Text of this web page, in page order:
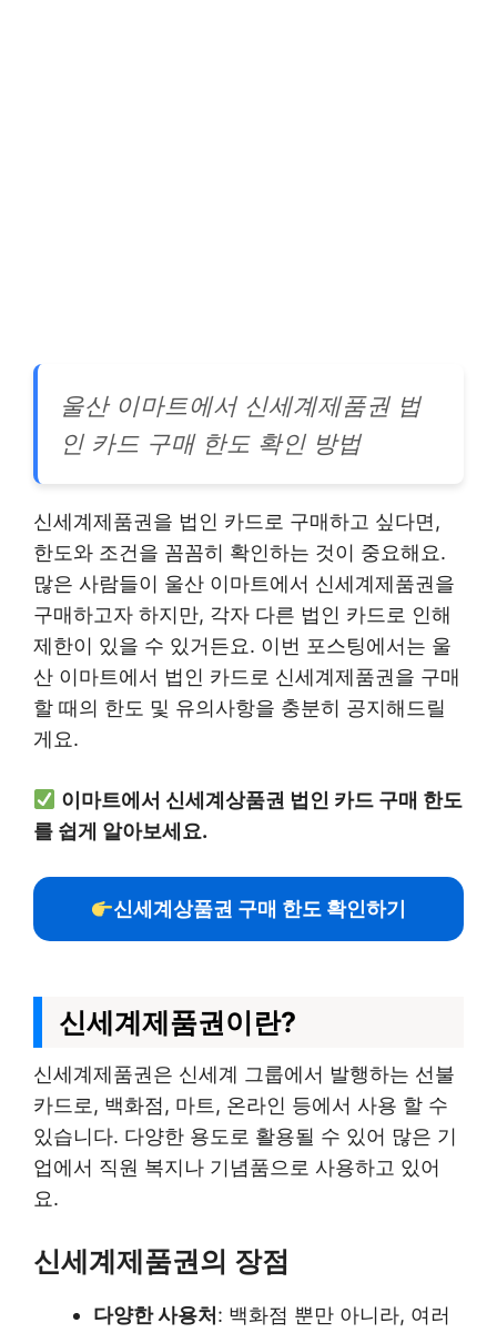
울산 이마트에서 신세계제품권 법
인 카드 구매 한도 확인 방법
신세계제품권을 법인 카드로 구매하고 싶다면,
한도와 조건을 꼼꼼히 확인하는 것이 중요해요.
많은 사람들이 울산 이마트에서 신세계제품권을
구매하고자 하지만, 각자 다른 법인 카드로 인해
제한이 있을 수 있거든요. 이번 포스팅에서는 울
산 이마트에서 법인 카드로 신세계제품권을 구매
할 때의 한도 및 유의사항을 충분히 공지해드릴
게요.
이마트에서 신세계상품권 법인 카드 구매 한도
를 쉽게 알아보세요.
신세계상품권 구매 한도 확인하기
신세계제품권이란?
신세계제품권은 신세계 그룹에서 발행하는 선불
카드로, 백화점, 마트, 온라인 등에서 사용 할 수
있습니다. 다양한 용도로 활용될 수 있어 많은 기
업에서 직원 복지나 기념품으로 사용하고 있어
요.
신세계제품권의 장점
다양한 사용처 : 백화점 뿐만 아니라, 여러